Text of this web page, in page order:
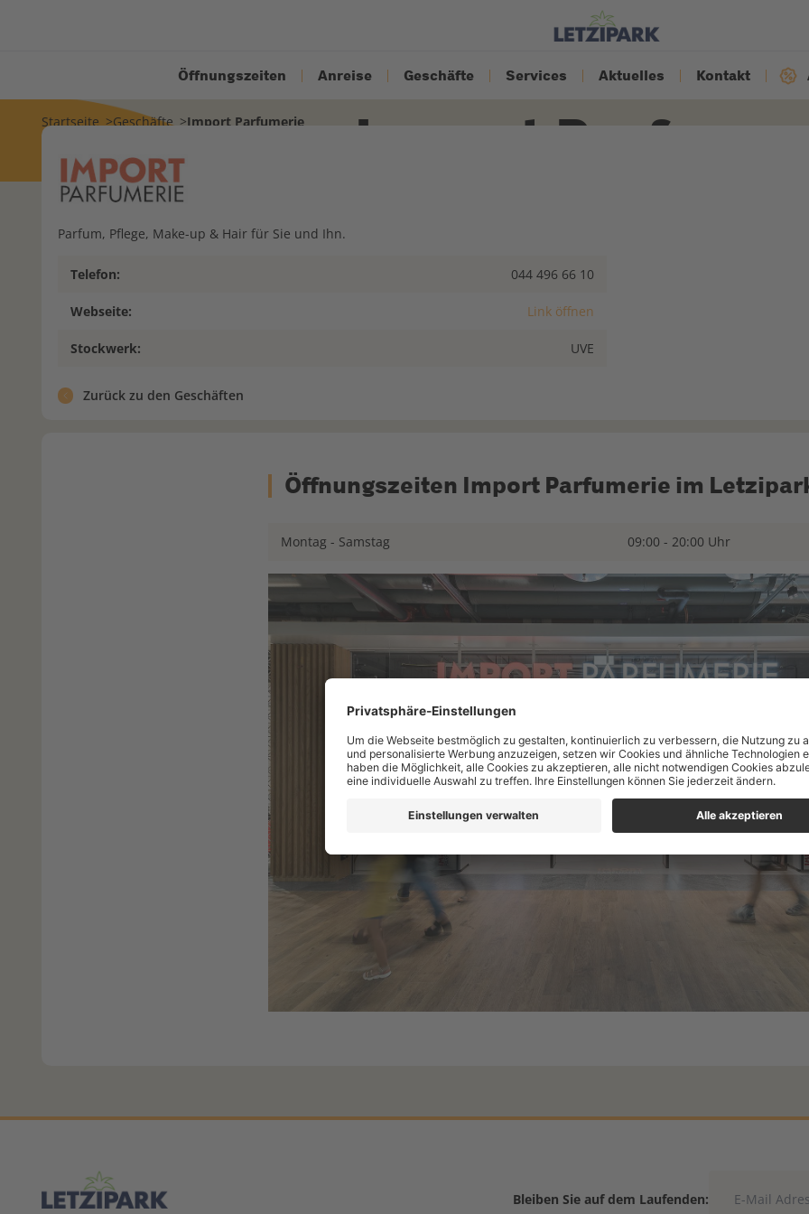
Öffnungszeiten Anreise Geschäfte Services Aktuelles Kontakt
Startseite Geschäfte Import Parfumerie Import
Parfum, Pflege, Make-up & Hair für Sie und Ihn.
Telefon: 044 496 66 10
Webseite: Link öffnen
Stockwerk: UVE
Zurück zu den Geschäften
Öffnungszeiten Import Parfumerie im
Montag - Samstag 09:00 - 20:00 Uhr
Bleiben Sie auf dem Laufenden: